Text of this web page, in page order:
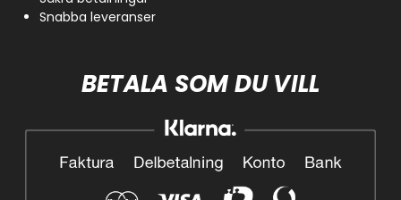
Snabba leveranser
BETALA SOM DU VILL